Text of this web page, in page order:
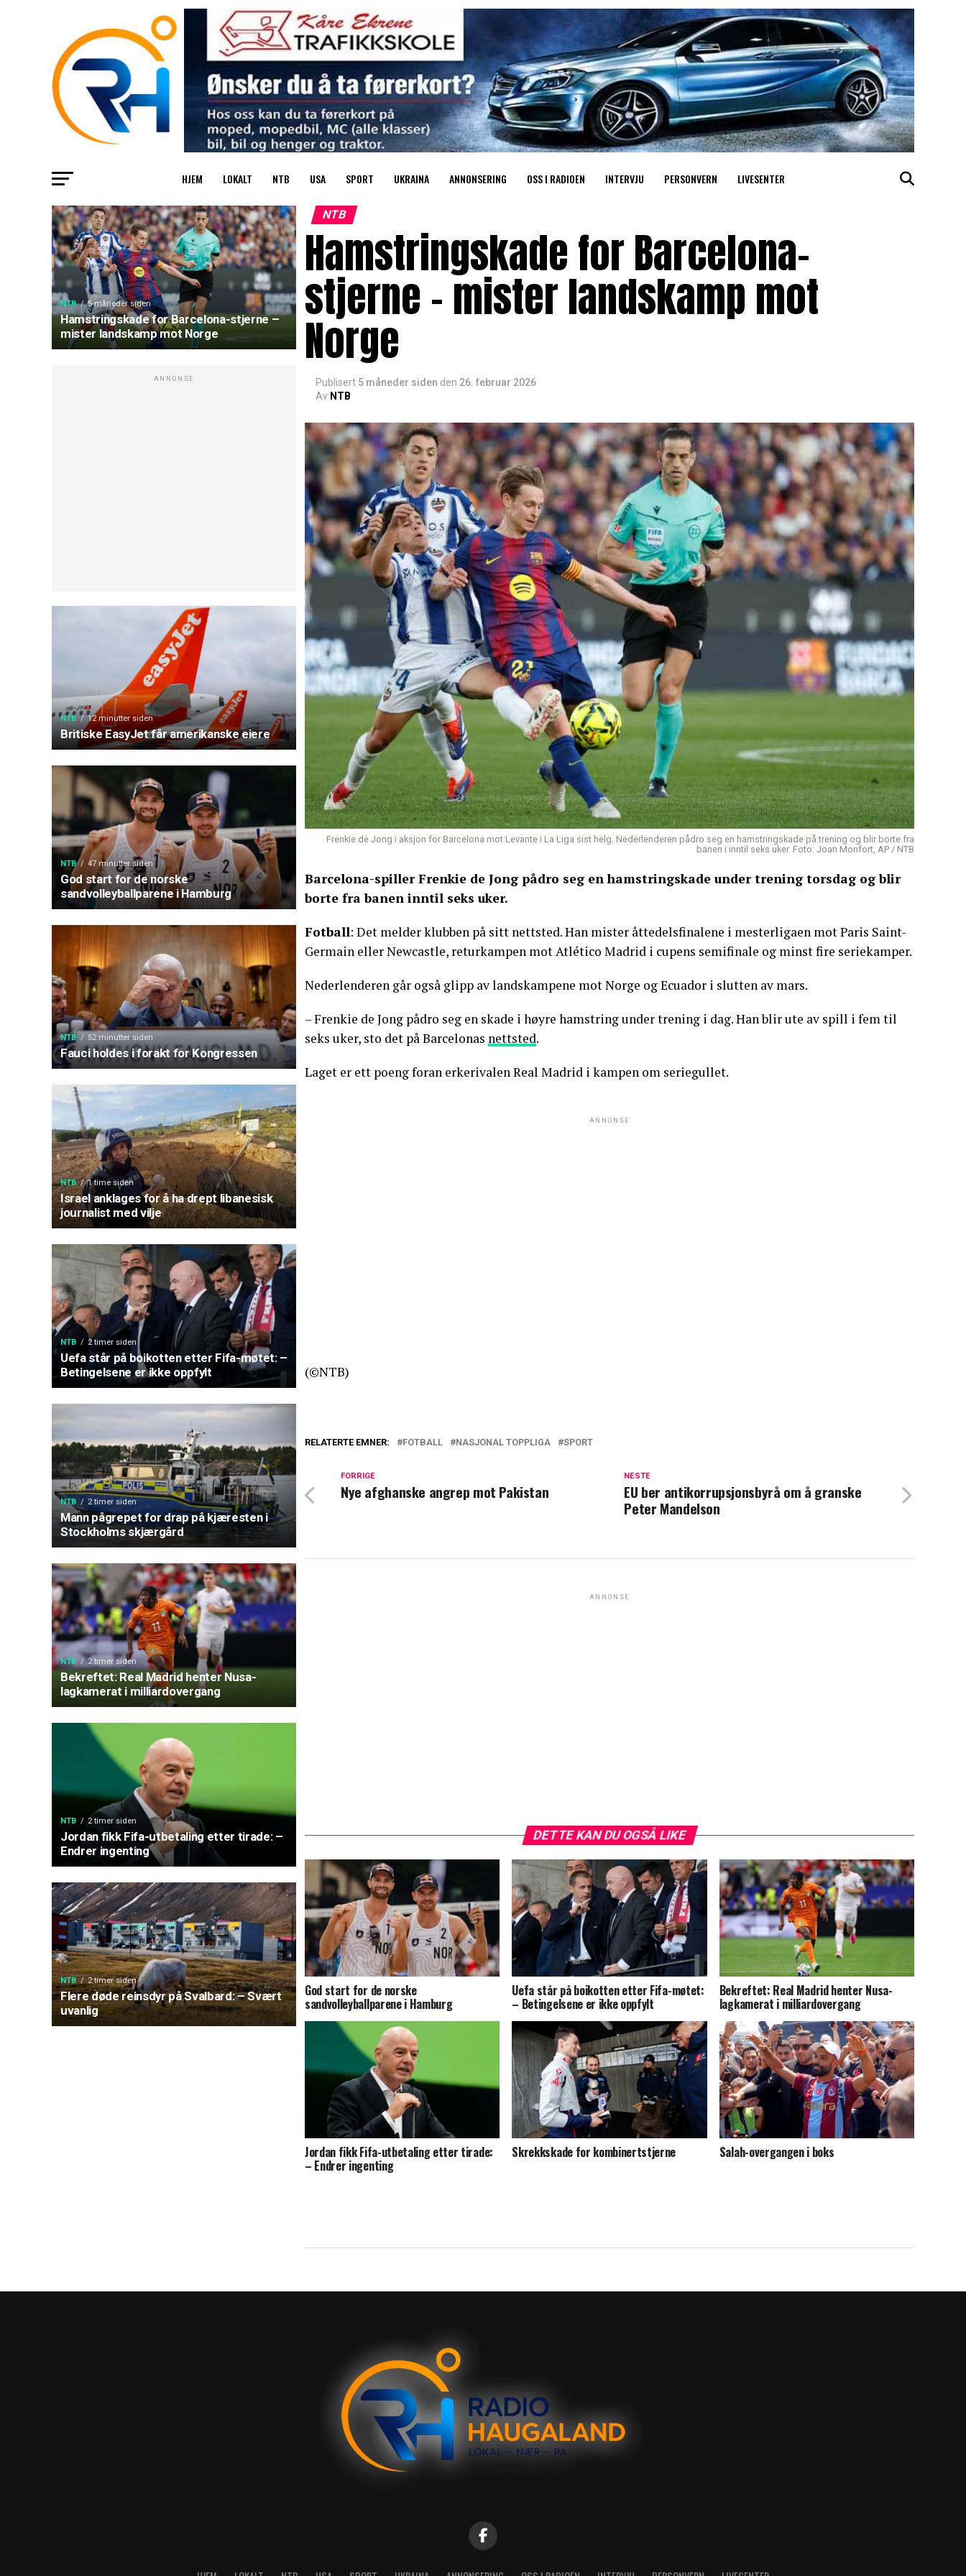
HJEM LOKALT NTB USA SPORT UKRAINA ANNONSERING OSS I RADIOEN INTERVJU PERSONVERN LIVESENTER
NTB 5 måneder siden
Hamstringskade for Barcelona-stjerne –
mister landskamp mot Norge
ANNONSE
NTB 12 minutter siden
Britiske EasyJet får amerikanske eiere
NTB 47 minutter siden
God start for de norske
sandvolleyballparene i Hamburg
NTB 52 minutter siden
Fauci holdes i forakt for Kongressen
NTB 1 time siden
Israel anklages for å ha drept libanesisk
journalist med vilje
NTB 2 timer siden
Uefa står på boikotten etter Fifa-møtet: –
Betingelsene er ikke oppfylt
NTB 2 timer siden
Mann pågrepet for drap på kjæresten i
Stockholms skjærgård
NTB 2 timer siden
Bekreftet: Real Madrid henter Nusa-
lagkamerat i milliardovergang
NTB 2 timer siden
Jordan fikk Fifa-utbetaling etter tirade: –
Endrer ingenting
NTB 2 timer siden
Flere døde reinsdyr på Svalbard: – Svært
uvanlig
NTB
Hamstringskade for Barcelona-
stjerne – mister landskamp mot
Norge
Publisert 5 måneder siden den 26. februar 2026
Av NTB
Frenkie de Jong i aksjon for Barcelona mot Levante i La Liga sist helg. Nederlenderen pådro seg en hamstringskade på trening og blir borte fra
banen i inntil seks uker. Foto: Joan Monfort, AP / NTB
Barcelona-spiller Frenkie de Jong pådro seg en hamstringskade under trening torsdag og blir
borte fra banen inntil seks uker.
Fotball: Det melder klubben på sitt nettsted. Han mister åttedelsfinalene i mesterligaen mot Paris Saint-
Germain eller Newcastle, returkampen mot Atlético Madrid i cupens semifinale og minst fire seriekamper.
Nederlenderen går også glipp av landskampene mot Norge og Ecuador i slutten av mars.
– Frenkie de Jong pådro seg en skade i høyre hamstring under trening i dag. Han blir ute av spill i fem til
seks uker, sto det på Barcelonas nettsted.
Laget er ett poeng foran erkerivalen Real Madrid i kampen om seriegullet.
ANNONSE
(©NTB)
RELATERTE EMNER: FOTBALL NASJONAL TOPPLIGA SPORT
NESTE
EU ber antikorrupsjonsbyrå om å granske
Peter Mandelson
FORRIGE
Nye afghanske angrep mot Pakistan
ANNONSE
DETTE KAN DU OGSÅ LIKE
God start for de norske
sandvolleyballparene i Hamburg
Uefa står på boikotten etter Fifa-møtet:
– Betingelsene er ikke oppfylt
Bekreftet: Real Madrid henter Nusa-
lagkamerat i milliardovergang
Jordan fikk Fifa-utbetaling etter tirade:
– Endrer ingenting
Skrekkskade for kombinertstjerne Salah-overgangen i boks